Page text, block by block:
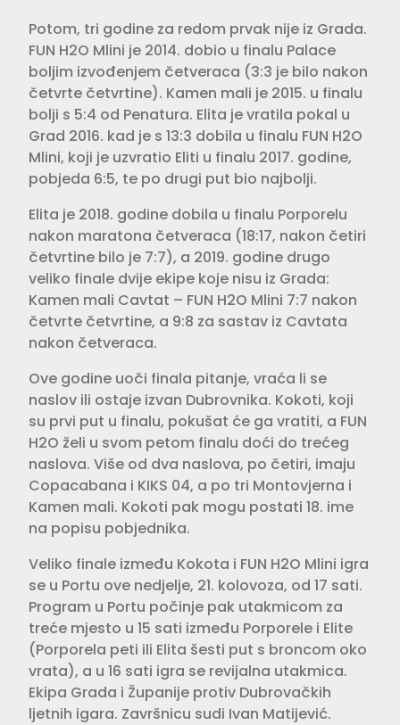
Potom, tri godine za redom prvak nije iz Grada.
FUN H2O Mlini je 2014. dobio u finalu Palace
boljim izvođenjem četveraca (3:3 je bilo nakon
četvrte četvrtine). Kamen mali je 2015. u finalu
bolji s 5:4 od Penatura. Elita je vratila pokal u
Grad 2016. kad je s 13:3 dobila u finalu FUN H2O
Mlini, koji je uzvratio Eliti u finalu 2017. godine,
pobjeda 6:5, te po drugi put bio najbolji.
Elita je 2018. godine dobila u finalu Porporelu
nakon maratona četveraca (18:17, nakon četiri
četvrtine bilo je 7:7), a 2019. godine drugo
veliko finale dvije ekipe koje nisu iz Grada:
Kamen mali Cavtat – FUN H2O Mlini 7:7 nakon
četvrte četvrtine, a 9:8 za sastav iz Cavtata
nakon četveraca.
Ove godine uoči finala pitanje, vraća li se
naslov ili ostaje izvan Dubrovnika. Kokoti, koji
su prvi put u finalu, pokušat će ga vratiti, a FUN
H2O želi u svom petom finalu doći do trećeg
naslova. Više od dva naslova, po četiri, imaju
Copacabana i KIKS 04, a po tri Montovjerna i
Kamen mali. Kokoti pak mogu postati 18. ime
na popisu pobjednika.
Veliko finale između Kokota i FUN H2O Mlini igra
se u Portu ove nedjelje, 21. kolovoza, od 17 sati.
Program u Portu počinje pak utakmicom za
treće mjesto u 15 sati između Porporele i Elite
(Porporela peti ili Elita šesti put s broncom oko
vrata), a u 16 sati igra se revijalna utakmica.
Ekipa Grada i Županije protiv Dubrovačkih
ljetnih igara. Završnicu sudi Ivan Matijević.